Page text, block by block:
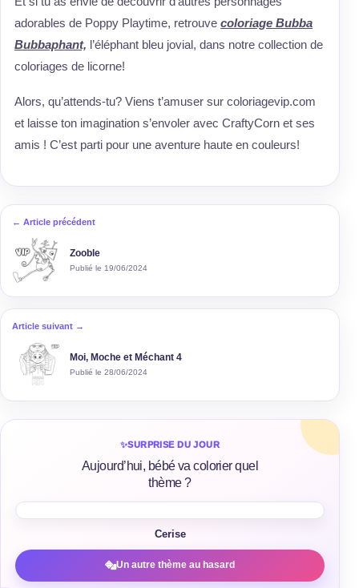
adorables de Poppy Playtime, retrouve coloriage Bubba
Bubbaphant, l’éléphant bleu jovial, dans notre collection de
coloriages de licorne!
Alors, qu’attends-tu? Viens t’amuser sur coloriagevip.com
et laisse ton imagination s’envoler avec CraftyCorn et ses
amis ! C’est parti pour une aventure haute en couleurs!
← Article précédent
Zooble
Publié le 19/06/2024
Article suivant →
Moi, Moche et Méchant 4
Publié le 28/06/2024
✨SURPRISE DU JOUR
Aujourd’hui, bébé va colorier quel
thème ?
Cerise
Un autre thème au hasard